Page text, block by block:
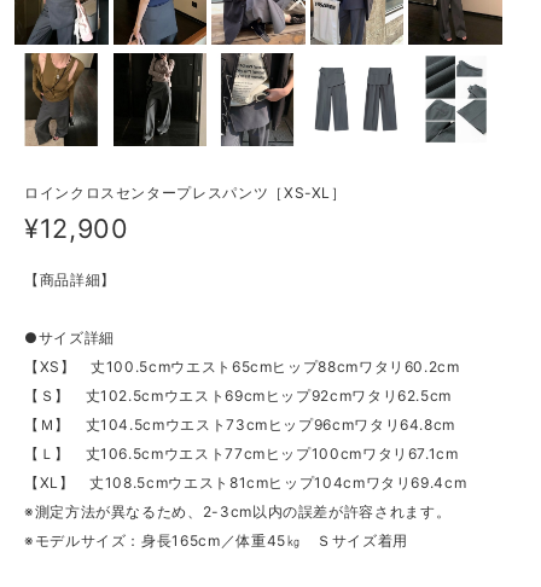
ロインクロスセンタープレスパンツ［XS-XL］
¥12,900
【商品詳細】
●サイズ詳細
【XS】 丈100.5cmウエスト65cmヒップ88cmワタリ60.2cm
【Ｓ】 丈102.5cmウエスト69cmヒップ92cmワタリ62.5cm
【Ｍ】 丈104.5cmウエスト73cmヒップ96cmワタリ64.8cm
【Ｌ】 丈106.5cmウエスト77cmヒップ100cmワタリ67.1cm
【XL】 丈108.5cmウエスト81cmヒップ104cmワタリ69.4cm
※測定方法が異なるため、2-3cm以内の誤差が許容されます。
※モデルサイズ：身長165cm／体重45㎏ Ｓサイズ着用